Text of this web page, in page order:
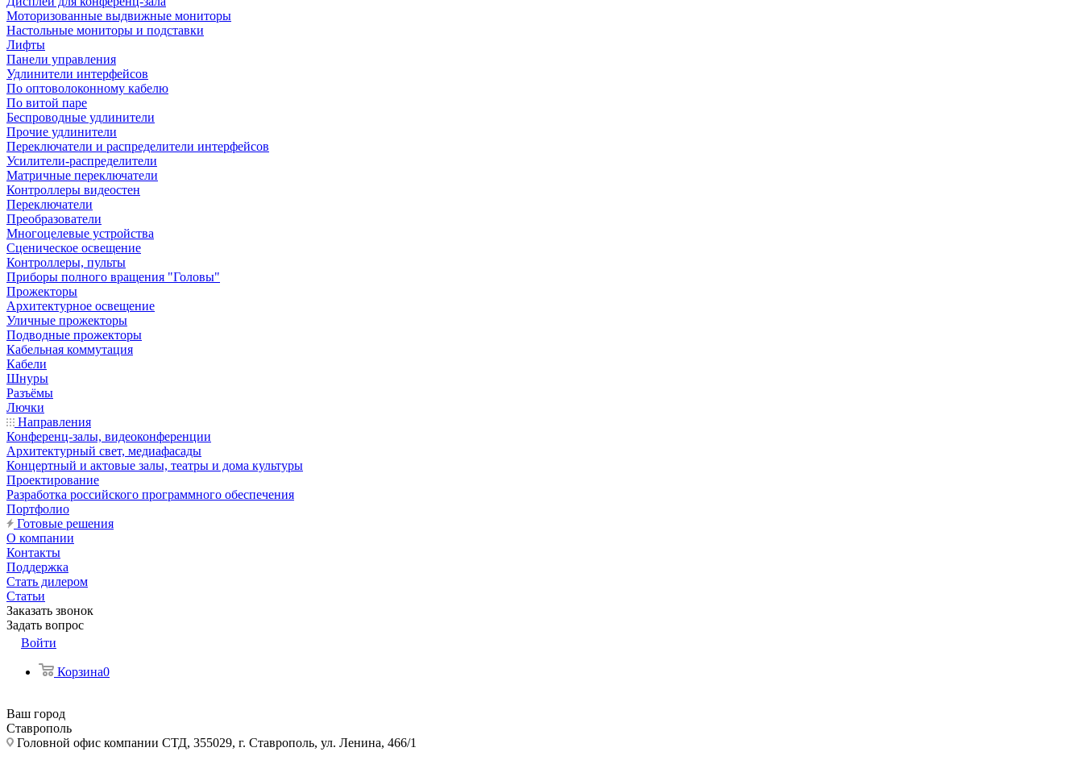
Моторизованные выдвижные мониторы
Настольные мониторы и подставки
Лифты
Панели управления
Удлинители интерфейсов
По оптоволоконному кабелю
По витой паре
Беспроводные удлинители
Прочие удлинители
Переключатели и распределители интерфейсов
Усилители-распределители
Матричные переключатели
Контроллеры видеостен
Переключатели
Преобразователи
Многоцелевые устройства
Сценическое освещение
Контроллеры, пульты
Приборы полного вращения "Головы"
Прожекторы
Архитектурное освещение
Уличные прожекторы
Подводные прожекторы
Кабельная коммутация
Кабели
Шнуры
Разъёмы
Лючки
Направления
Конференц-залы, видеоконференции
Архитектурный свет, медиафасады
Концертный и актовые залы, театры и дома культуры
Проектирование
Разработка российского программного обеспечения
Портфолио
Готовые решения
О компании
Контакты
Поддержка
Стать дилером
Статьи
Заказать звонок
Задать вопрос
Войти
Корзина0
Ваш город
Ставрополь
Головной офис компании СТД, 355029, г. Ставрополь, ул. Ленина, 466/1